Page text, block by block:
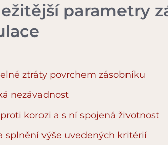
parametry
ztráty povrchem zásobníku
nezávadnost
korozi a s ní spojená životnost
splnění výše uvedených kritérií